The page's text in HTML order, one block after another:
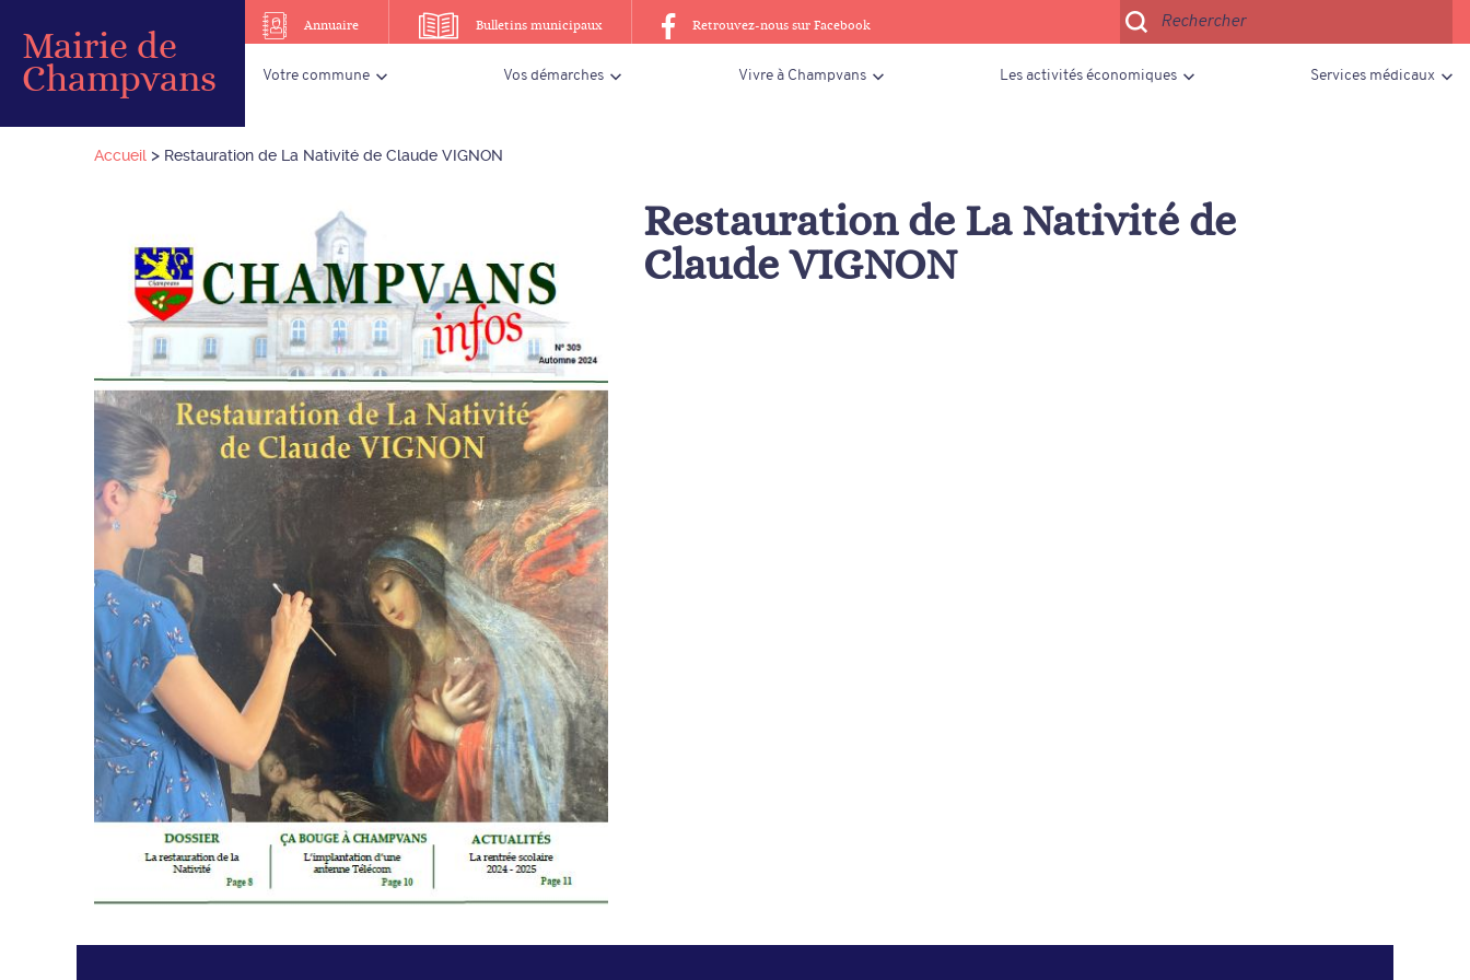
Mairie de
Champvans
Annuaire Bulletins municipaux Retrouvez-nous sur Facebook
Votre commune Vos démarches Vivre à Champvans Les activités économiques Services médicaux
Accueil > Restauration de La Nativité de Claude VIGNON
Restauration de La Nativité de
Claude VIGNON